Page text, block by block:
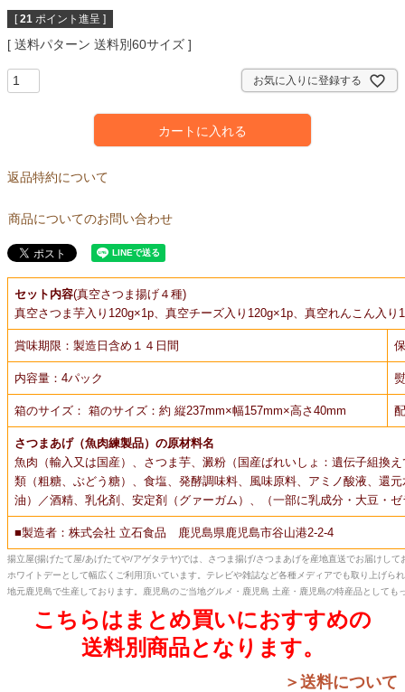
[ 21 ポイント進呈 ]
送料パターン 送料別60サイズ
お気に入りに登録する
カートに入れる
返品特約について
商品についてのお問い合わせ
セット内容(真空さつま揚げ４種)
真空さつま芋入り120g×1p、真空チーズ入り120g×1p、真空れんこん入り
賞味期限：製造日含め１４日間
内容量：4パック
箱のサイズ： 箱のサイズ：約 縦237mm×幅157mm×高さ40mm
さつまあげ（魚肉練製品）の原材料名
魚肉（輸入又は国産）、さつま芋、澱粉（国産ばれいしょ：遺伝子組換
類（粗糖、ぶどう糖）、食塩、発酵調味料、風味原料、アミノ酸液、還
油）／酒精、乳化剤、安定剤（グァーガム）、（一部に乳成分・大豆・
■製造者：株式会社 立石食品 鹿児島県鹿児島市谷山港2-2-4
揚立屋(揚げたて屋/あげたてや/アゲタテヤ)では、さつま揚げ/さつまあげを産地直送でお届けし
ホワイトデーとして幅広くご利用頂いています。テレビや雑誌など各種メディアでも取り上げら
地元鹿児島で生産しております。鹿児島のご当地グルメ・鹿児島 土産・鹿児島の特産品として
こちらはまとめ買いにおすすめの
送料別商品となります。
＞送料について